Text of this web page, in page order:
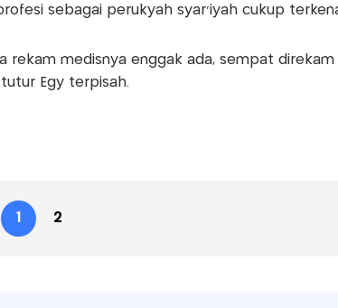
sebagai perukyah syar'iyah cukup
rekam medisnya enggak ada, sempat direkam
Egy terpisah.
1 2